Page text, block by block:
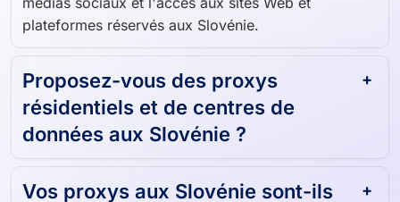
des publicités, les robots sneaker, la gestion des
médias sociaux et l'accès aux sites Web et
Proposez-vous des proxys
résidentiels et de centres de